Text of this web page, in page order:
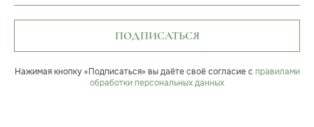
ПОДПИСАТЬСЯ
Нажимая кнопку «Подписаться» вы даёте своё согласие с правилами
обработки персональных данных